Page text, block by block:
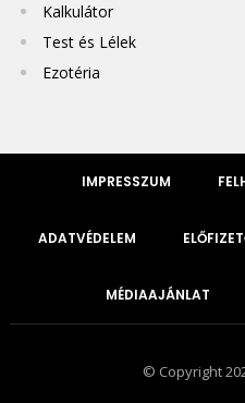
Kalkulátor
Test és Lélek
Ezotéria
IMPRESSZUM
ADATVÉDELEM
MÉDIAAJÁNLAT
© Copyright